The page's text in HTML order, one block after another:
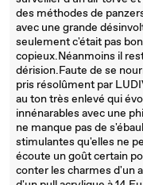
des méthodes de
avec une grande
seulement c'était pas
copieux.Néanmoins il
dérision.Faute de se
pris résolûment par
au ton très enlevé qui
innénarables avec une
ne manque pas de
stimulantes qu'elles ne
écoute un goût certain
conter les charmes d'un